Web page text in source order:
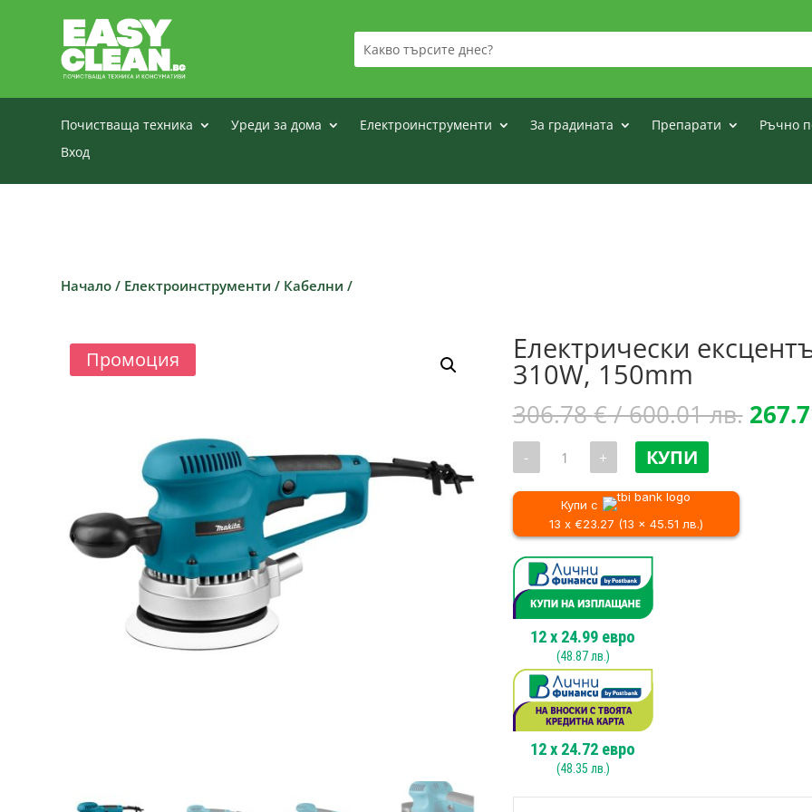
Почистваща техника Уреди за дома Електроинструменти За градината Препарати Ръчно
Вход
Начало / Електроинструменти / Кабелни /
Промоция Електрически
310W, 150mm
306.78€/ 600.01 лв.
- количество
Електрически
ексцентършлайф
Makita
BO6030,
310W,
+ КУПИ
Купи с
13 x €23.27 (13 x 45.51 лв.)
12x 24.99 евро
(48.87лв.)
12x 24.72 евро
(48.35 лв.)